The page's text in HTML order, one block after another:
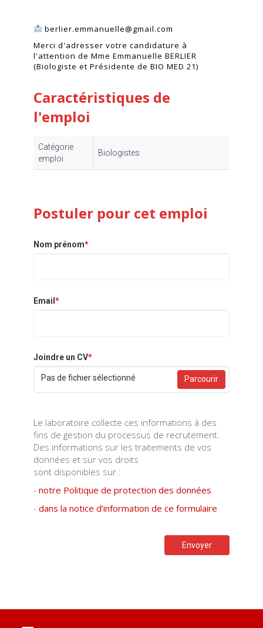
berlier.emmanuelle@gmail.com
Merci d'adresser votre candidature à
l'attention de Mme Emmanuelle BERLIER
(Biologiste et Présidente de BIO MED 21)
Caractéristiques de
l'emploi
Catégorie
emploi
Biologistes
Postuler pour cet emploi
Nom prénom*
Email *
Joindre un CV*
Pas de fichier sélectionné Parcourir
Le laboratoire collecte ces informations à des
fins de gestion du processus de recrutement.
Des informations sur les traitements de vos
données et sur vos droits
sont disponibles sur :
- notre Politique de protection des données
- dans la notice d’information de ce formulaire
Envoyer